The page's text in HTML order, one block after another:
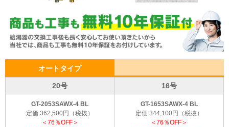
オートタイプ
20号 16号
GT-2053SAWX-4 BL
定価 362,500円（税抜）
＜76％OFF＞
GT-1653SAWX-4 BL
定価 344,100円（税抜）
＜76％OFF＞